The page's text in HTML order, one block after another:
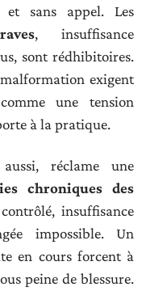
sans appel. Les
, insuffisance
sont rédhibitoires.
exigent
une tension
à la pratique.
réclame une
chroniques des
insuffisance
impossible. Un
en cours forcent à
peine de blessure.